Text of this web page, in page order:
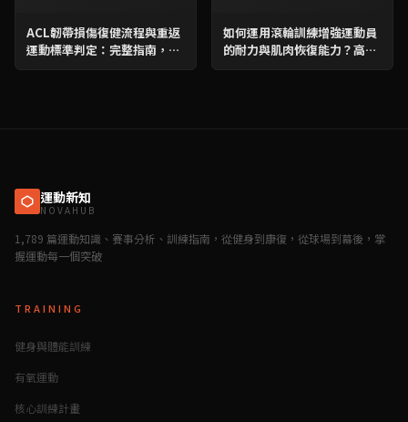
ACL韌帶損傷復健流程與重返
運動標準判定：完整指南，助
你安全歸來！
如何運用滾輪訓練增強運動員
的耐力與肌肉恢復能力？高效
提升運動表現的完整教學
運動新知
NOVAHUB
1,789 篇運動知識、賽事分析、訓練指南，從健身到康復，從球場到幕後，掌
握運動每一個突破
TRAINING
健身與體能訓練
有氧運動
核心訓練計畫